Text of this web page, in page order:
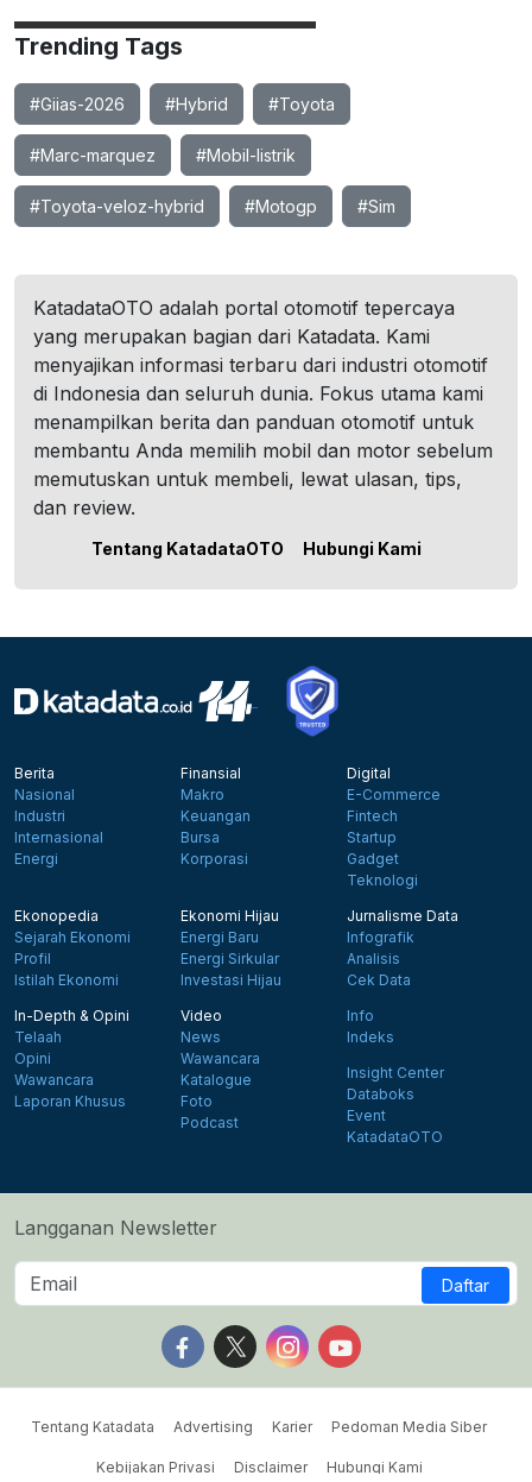
Trending Tags
#Giias-2026 #Hybrid #Toyota
#Marc-marquez #Mobil-listrik
#Toyota-veloz-hybrid #Motogp #Sim
KatadataOTO adalah portal otomotif tepercaya
yang merupakan bagian dari Katadata. Kami
menyajikan informasi terbaru dari industri otomotif
di Indonesia dan seluruh dunia. Fokus utama kami
menampilkan berita dan panduan otomotif untuk
membantu Anda memilih mobil dan motor sebelum
memutuskan untuk membeli, lewat ulasan, tips,
dan review.
Tentang KatadataOTO Hubungi Kami
Berita
Nasional
Industri
Internasional
Energi
Finansial
Makro
Keuangan
Bursa
Korporasi
Digital
E-Commerce
Fintech
Startup
Gadget
Teknologi
Ekonopedia
Sejarah Ekonomi
Profil
Istilah Ekonomi
Ekonomi Hijau
Energi Baru
Energi Sirkular
Investasi Hijau
Jurnalisme Data
Infografik
Analisis
Cek Data
In-Depth & Opini
Telaah
Opini
Wawancara
Laporan Khusus
Video
News
Wawancara
Katalogue
Foto
Podcast
Info
Indeks
Insight Center
Databoks
Event
KatadataOTO
Langganan Newsletter
Daftar
Follow us on Facebook
Follow us on X
Follow us on Instagram
Follow us on
Tentang Katadata Advertising Karier Pedoman Media Siber
Kebijakan Privasi Disclaimer Hubungi Kami